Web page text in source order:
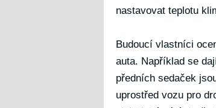
nastavovat teplotu
Budoucí vlastníci
auta. Například se
předních sedaček
uprostřed vozu pro